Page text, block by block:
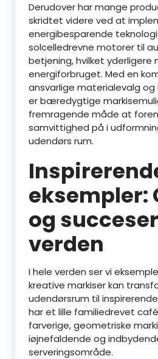
Derudover har mange
skridtet videre ved at
energibesparende
solcelledrevne motorer til
betjening, hvilket yderligere
energiforbruget. Med en
ansvarlige materialevalg
er bæredygtige
fremragende måde at
samvittighed på i
udendørs rum.
eksempler:
og
verden
I hele verden ser vi
kreative markiser kan
udendørsrum til
har et lille familiedrevet
farverige, geometriske
iøjnefaldende og
serveringsområde.